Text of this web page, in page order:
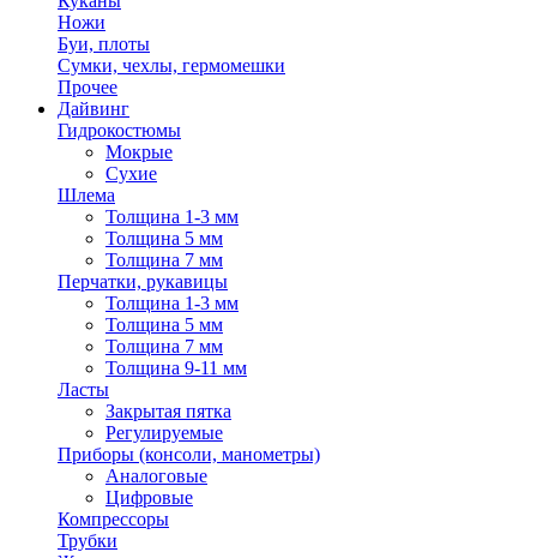
Ножи
Буи, плоты
Сумки, чехлы, гермомешки
Прочее
Дайвинг
Гидрокостюмы
Мокрые
Сухие
Шлема
Толщина 1-3 мм
Толщина 5 мм
Толщина 7 мм
Перчатки, рукавицы
Толщина 1-3 мм
Толщина 5 мм
Толщина 7 мм
Толщина 9-11 мм
Ласты
Закрытая пятка
Регулируемые
Приборы (консоли, манометры)
Аналоговые
Цифровые
Компрессоры
Трубки